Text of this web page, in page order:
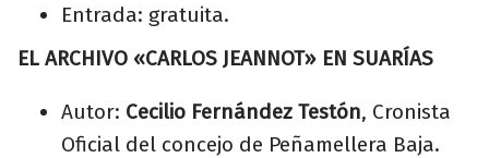
Entrada: gratuita.
EL ARCHIVO «CARLOS JEANNOT» EN SUARÍAS
Autor: Cecilio Fernández Testón, Cronista
Oficial del concejo de Peñamellera Baja.